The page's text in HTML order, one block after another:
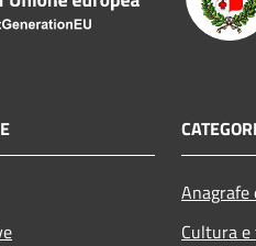
Cultura